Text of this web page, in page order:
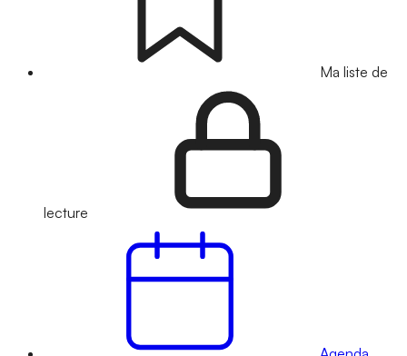
Ma liste de
lecture